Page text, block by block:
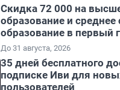
Скидка 72 000 на
образование и среднее
образование в первый
До 31 августа, 2026
35 дней бесплатного
подписке Иви для
пользователей